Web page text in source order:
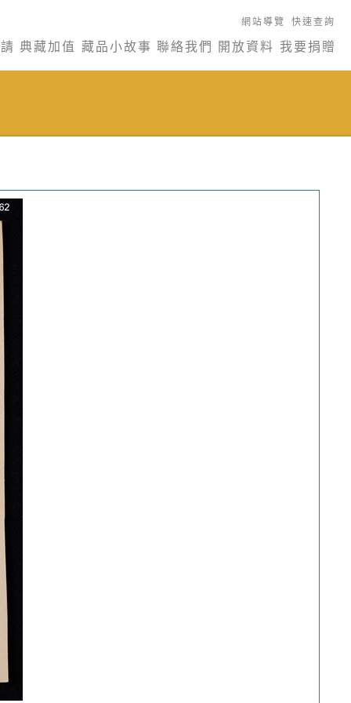
網站導覽 快速查詢
典藏加值 藏品小故事 聯絡我們 開放資料 我要捐贈